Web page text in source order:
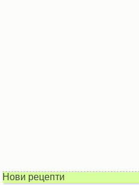
Нови рецепти